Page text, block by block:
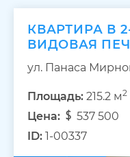
КВАРТИРА В
ВИДОВАЯ
ул. Панаса
Площадь: 215.2 м2
Цена:
537 500
ID: 1-00337